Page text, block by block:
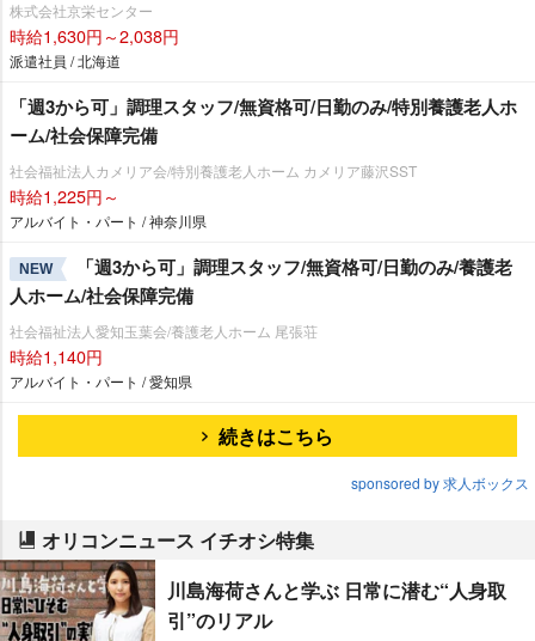
株式会社京栄センター
時給1,630円～2,038円
派遣社員 / 北海道
「週3から可」調理スタッフ/無資格可/日勤のみ/特別養護老人ホ
ーム/社会保障完備
社会福祉法人カメリア会/特別養護老人ホーム カメリア藤沢SST
時給1,225円～
アルバイト・パート / 神奈川県
NEW
「週3から可」調理スタッフ/無資格可/日勤のみ/養護老
人ホーム/社会保障完備
社会福祉法人愛知玉葉会/養護老人ホーム 尾張荘
時給1,140円
アルバイト・パート / 愛知県
続きはこちら
sponsored by 求人ボックス
オリコンニュース イチオシ特集
川島海荷さんと学ぶ 日常に潜む“人身取
引”のリアル